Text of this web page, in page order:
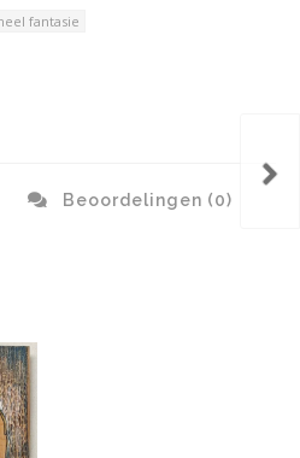
fantasie
Beoordelingen (0)